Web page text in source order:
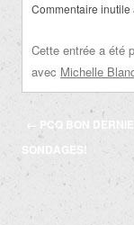
Commentaire inutile
Cette entrée a été
avec Michelle
Navigation
des
articles
← PCQ BON
SONDAGES!